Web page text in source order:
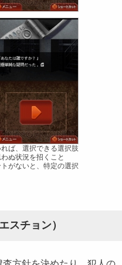
ば、選択できる選択肢
ぬ状況を招くこと
がないと、特定の選択
スチョン）